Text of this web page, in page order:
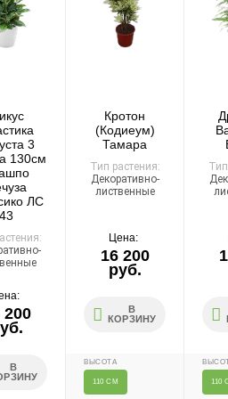
покупателем.
+ доставка по Москве
города зависит от тарифов ТК,
3
130см
ЛС
43
200
В
Кротон
(Кодиеум)
Тамара
Тип растения:
Декоративно-
лиственные
Цена:
16 200
руб.
В
КОРЗИНУ
ВЫСОТА
110 СМ 110